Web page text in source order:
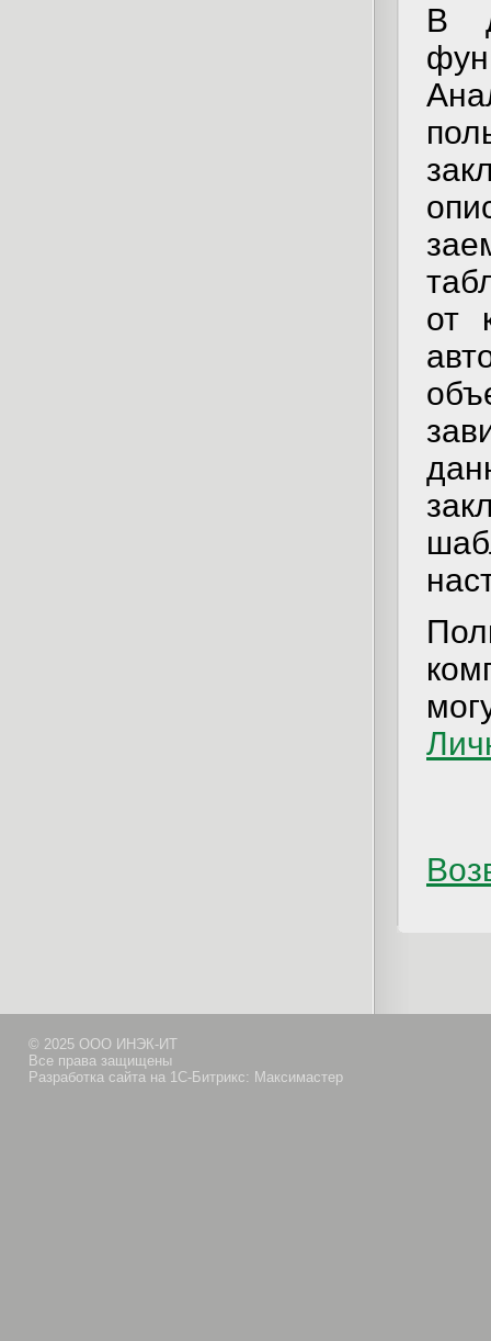
В
от
© 2025 ООО ИНЭК-ИТ
Все права защищены
Разработка сайта на 1С-Битрикс: Максимастер